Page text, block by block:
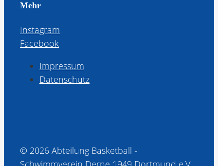
Mehr
Instagram
Facebook
Impressum
Datenschutz
© 2026 Abteilung Basketball -